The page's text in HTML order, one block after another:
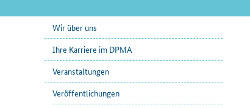
Unternavigation
Wir über uns
Ihre Karriere im DPMA
Veranstaltungen
Veröffentlichungen